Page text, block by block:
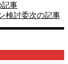
記事
検討委次の記事